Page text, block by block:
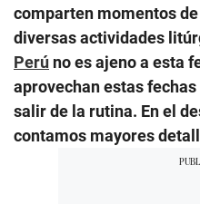
comparten momentos
diversas actividades
Perú no es ajeno a esta
aprovechan estas
salir de la rutina. En el
contamos mayores